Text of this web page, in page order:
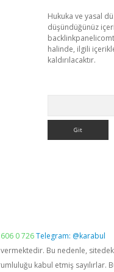
Hukuka ve yasal
düşündüğünüz
halinde, ilgili
kaldırılacaktır.
0 726Telegram: @karabul
vermektedir. Bu nedenle,
kabul etmiş sayılırlar.